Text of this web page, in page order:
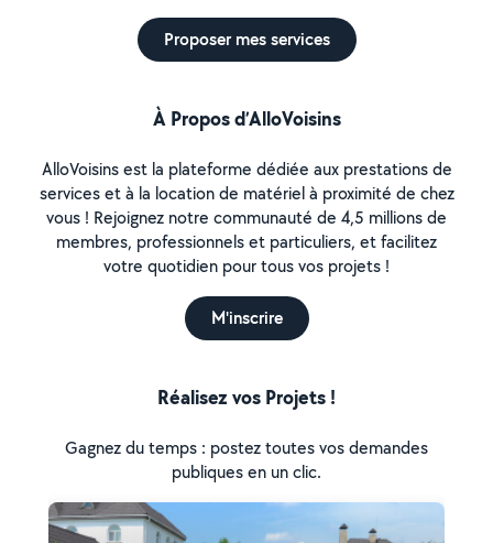
Proposer mes services
À Propos d’AlloVoisins
AlloVoisins est la plateforme dédiée aux prestations de
services et à la location de matériel à proximité de chez
vous ! Rejoignez notre communauté de 4,5 millions de
membres, professionnels et particuliers, et facilitez
votre quotidien pour tous vos projets !
M'inscrire
Réalisez vos Projets !
Gagnez du temps : postez toutes vos demandes
publiques en un clic.